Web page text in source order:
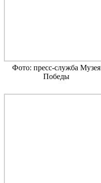
Фото: пресс-служба Музея
Победы